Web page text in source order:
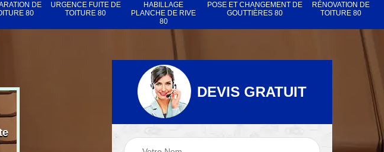
DE
80
URGENCE FUITE DE
TOITURE 80
HABILLAGE
PLANCHE DE RIVE
80
POSE ET CHANGEMENT DE
GOUTTIÈRES 80
RÉNOVATION DE
TOITURE 80
Nettoyage et
démoussage de
toiture 80
DEVIS GRATUIT